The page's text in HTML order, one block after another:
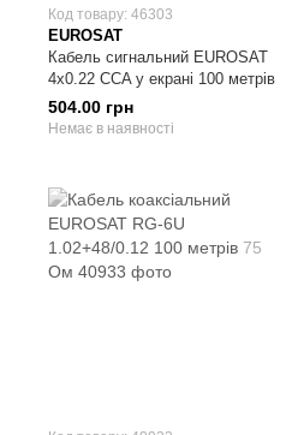
Код товару: 46303
EUROSAT
Кабель сигнальний EUROSAT
4x0.22 CCA у екрані 100 метрів
504.00 грн
Немає в наявності